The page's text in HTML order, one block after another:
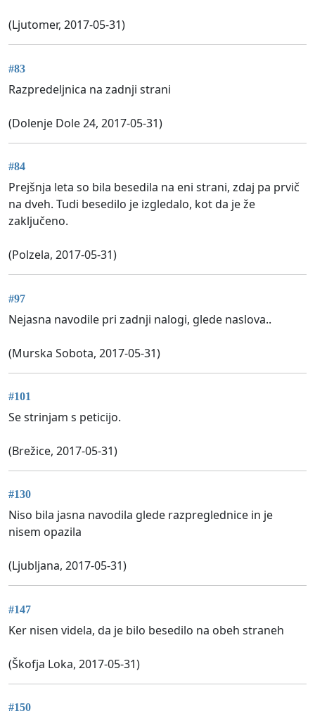
(Ljutomer, 2017-05-31)
#83
Razpredeljnica na zadnji strani
(Dolenje Dole 24, 2017-05-31)
#84
Prejšnja leta so bila besedila na eni strani, zdaj pa prvič
na dveh. Tudi besedilo je izgledalo, kot da je že
zaključeno.
(Polzela, 2017-05-31)
#97
Nejasna navodile pri zadnji nalogi, glede naslova..
(Murska Sobota, 2017-05-31)
#101
Se strinjam s peticijo.
(Brežice, 2017-05-31)
#130
Niso bila jasna navodila glede razpreglednice in je
nisem opazila
(Ljubljana, 2017-05-31)
#147
Ker nisen videla, da je bilo besedilo na obeh straneh
(Škofja Loka, 2017-05-31)
#150